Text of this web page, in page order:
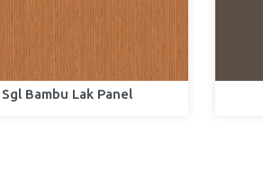
Sgl Bambu Lak Panel